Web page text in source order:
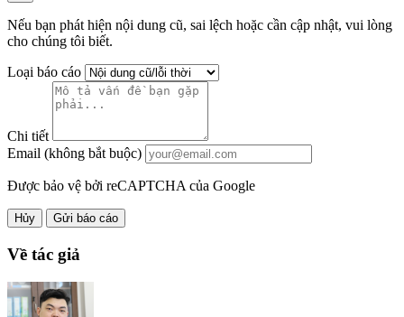
Nếu bạn phát hiện nội dung cũ, sai lệch hoặc cần cập nhật, vui lòng
cho chúng tôi biết.
Loại báo cáo
Chi tiết
Email (không bắt buộc)
Được bảo vệ bởi reCAPTCHA của Google
Hủy Gửi báo cáo
Về tác giả